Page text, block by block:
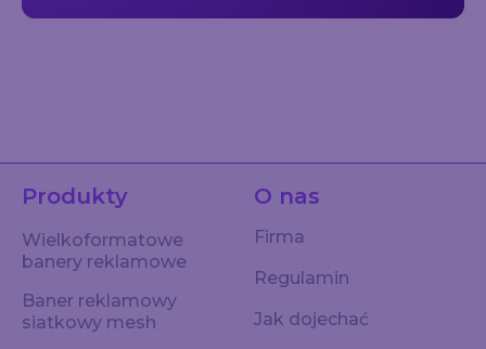
Produkty
Wielkoformatowe
banery reklamowe
Baner reklamowy
siatkowy mesh
O nas
Firma
Regulamin
Jak dojechać